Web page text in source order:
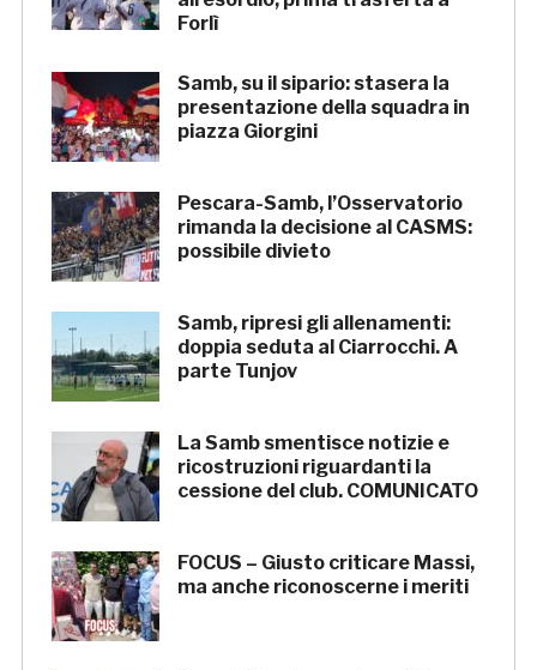
Forlì
Samb, su il sipario: stasera la
presentazione della squadra in
piazza Giorgini
Pescara-Samb, l’Osservatorio
rimanda la decisione al CASMS:
possibile divieto
Samb, ripresi gli allenamenti:
doppia seduta al Ciarrocchi. A
parte Tunjov
La Samb smentisce notizie e
ricostruzioni riguardanti la
cessione del club. COMUNICATO
FOCUS – Giusto criticare Massi,
ma anche riconoscerne i meriti